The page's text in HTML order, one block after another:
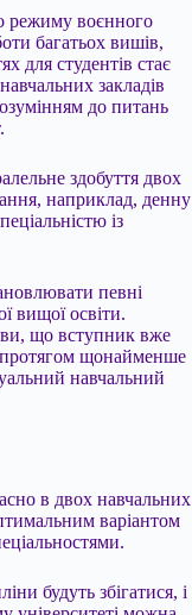
режиму воєнного
багатьох вишів,
для студентів стає
закладів
до питань
здобуття двох
наприклад, денну
із
певні
вищої освіти.
що вступник вже
протягом щонайменше
навчальний
в двох навчальних
варіантом
будуть збігатися, і